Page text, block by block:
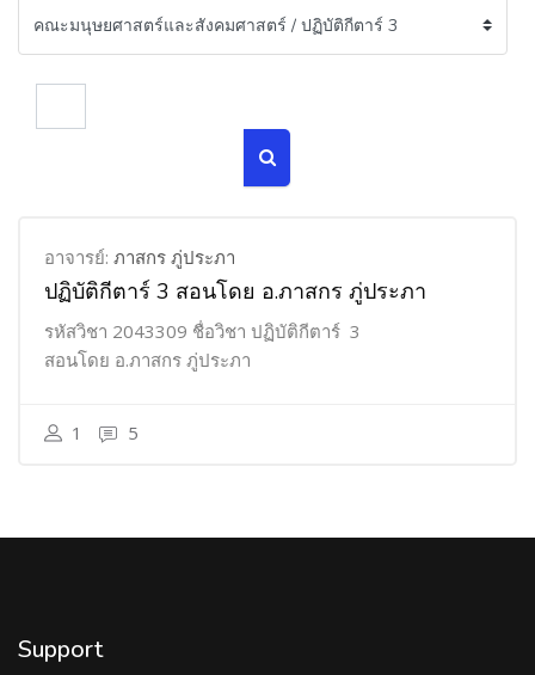
อาจารย์: ภาสกร ภู่ประภา
ปฏิบัติกีตาร์ 3 สอนโดย อ.ภาสกร ภู่ประภา
รหัสวิชา 2043309 ชื่อวิชา ปฏิบัติกีตาร์ 3
สอนโดย อ.ภาสกร ภู่ประภา
1 5
Support